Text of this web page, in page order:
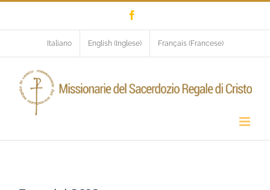
Italiano English (Inglese) Français(Francese)